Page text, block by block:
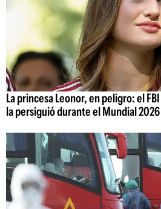
La princesa Leonor, en peligro: el
la persiguió durante el Mundial 2026